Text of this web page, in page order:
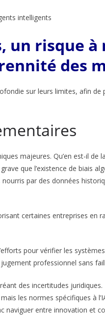
un risque
des
sur leurs limites, afin de
majeures. Qu’en est-il de
que l’existence de biais
nourris par des données
certaines entreprises en
pour vérifier les
professionnel sans
des incertitudes juridiques.
les normes spécifiques à
naviguer entre innovation et